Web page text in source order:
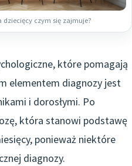
dziecięcy czym się zajmuje?
które pomagają
elementem diagnozy jest
i dorosłymi. Po
która stanowi podstawę
ponieważ niektóre
diagnozy.